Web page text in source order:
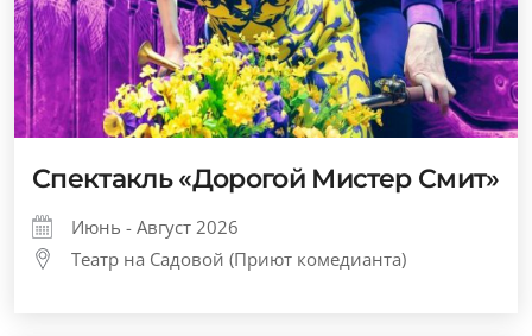
Спектакль «Дорогой Мистер Смит»
Июнь - Август 2026
Театр на Садовой (Приют комедианта)